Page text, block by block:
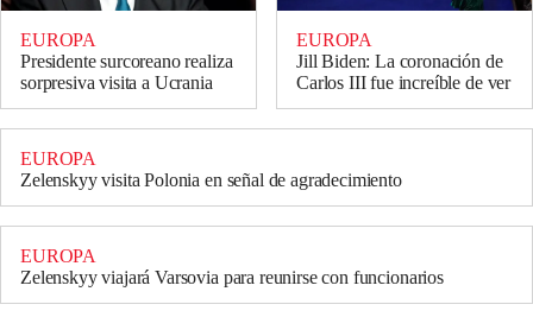
EUROPA
Presidente surcoreano realiza
sorpresiva visita a Ucrania
EUROPA
Jill Biden: La coronación de
Carlos III fue increíble de ver
EUROPA
Zelenskyy visita Polonia en señal de agradecimiento
EUROPA
Zelenskyy viajará Varsovia para reunirse con funcionarios